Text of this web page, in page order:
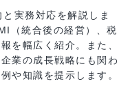
実務対応を解説しま
（統合後の経営）、税
を幅広く紹介。また、
業の成長戦略にも関わ
や知識を提示します。